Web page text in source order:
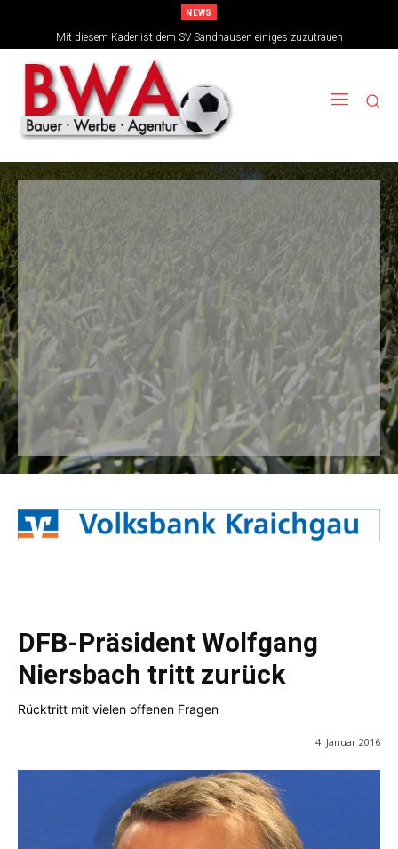
NEWS
Mit diesem Kader ist dem SV Sandhausen einiges zuzutrauen
TSG-Erfolgsarchitekten sehen sich für den Tanz auf drei Hochzeiten gut
aufgestellt
DFB-Präsident Wolfgang
Niersbach tritt zurück
Rücktritt mit vielen offenen Fragen
4. Januar 2016